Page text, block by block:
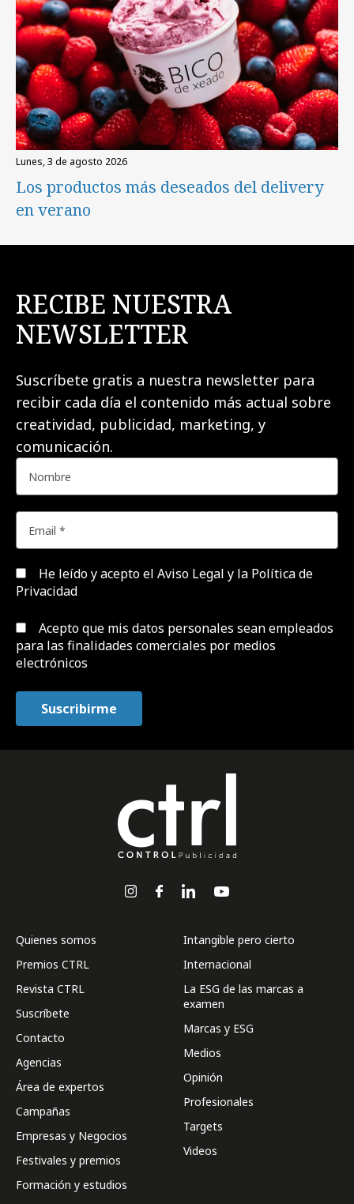
lunes, 3 de agosto 2026
Los productos más deseados del delivery
en verano
RECIBE NUESTRA
NEWSLETTER
Suscríbete gratis a nuestra newsletter para
recibir cada día el contenido más actual sobre
creatividad, publicidad, marketing, y
comunicación.
He leído y acepto el Aviso Legal y la Política de
Privacidad
Acepto que mis datos personales sean empleados
para las finalidades comerciales por medios
electrónicos
Quienes somos
Premios CTRL
Revista CTRL
Suscríbete
Contacto
Agencias
Área de expertos
Campañas
Empresas y Negocios
Festivales y premios
Formación y estudios
Intangible pero cierto
Internacional
La ESG de las marcas a
examen
Marcas y ESG
Medios
Opinión
Profesionales
Targets
Videos